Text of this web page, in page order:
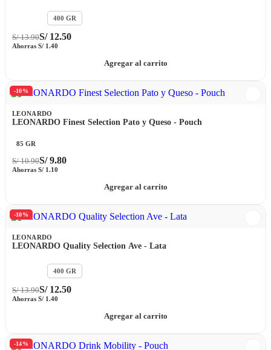
400 GR
S/13.90S/12.50
Ahorras S/ 1.40
Agregar al carrito
-10%
LEONARDO
LEONARDO Finest Selection Pato y Queso - Pouch
85 GR
S/10.90S/9.80
Ahorras S/ 1.10
Agregar al carrito
-10%
LEONARDO
LEONARDO Quality Selection Ave - Lata
400 GR
S/13.90S/12.50
Ahorras S/ 1.40
Agregar al carrito
-14%